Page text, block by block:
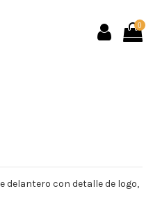
0
delantero con detalle de logo,